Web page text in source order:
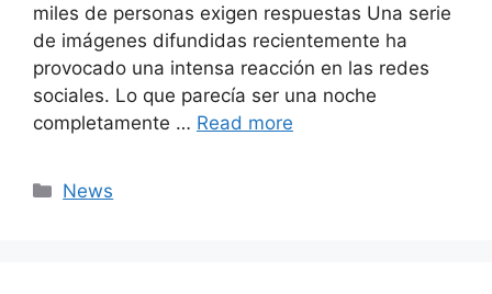
miles de personas exigen respuestas Una serie
de imágenes difundidas recientemente ha
provocado una intensa reacción en las redes
sociales. Lo que parecía ser una noche
completamente … Read more
Categories
News